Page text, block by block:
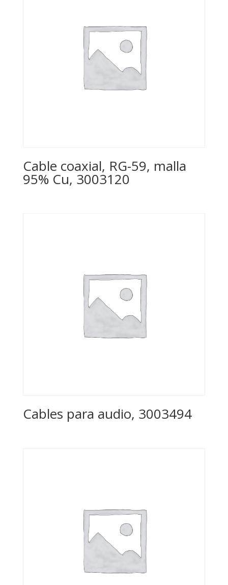
Cable coaxial, RG-59, malla
95% Cu, 3003120
Cables para audio, 3003494